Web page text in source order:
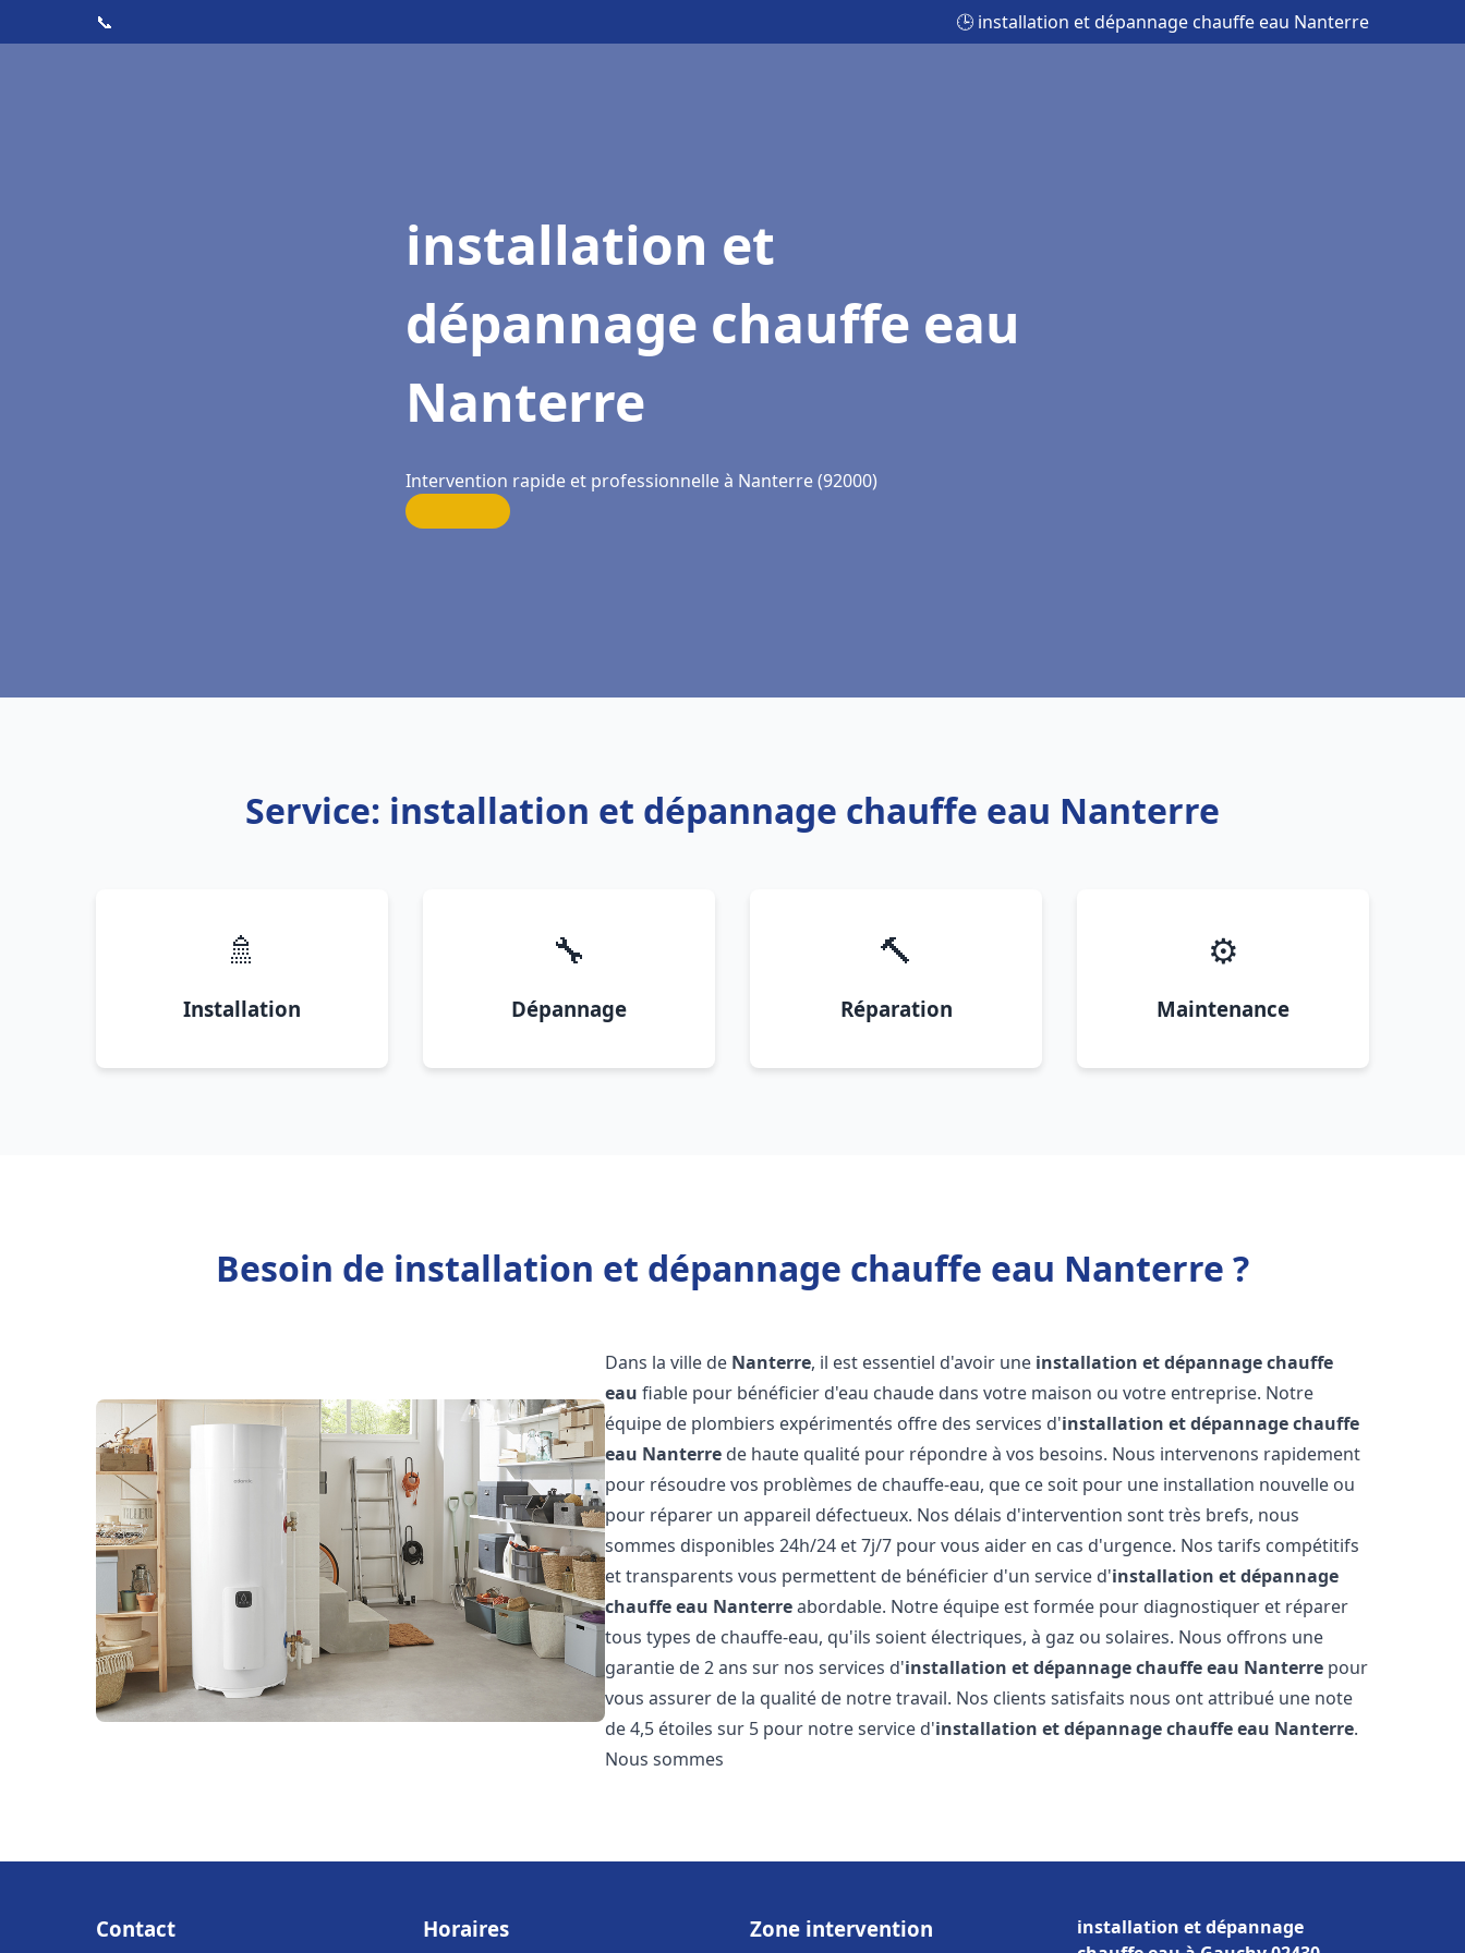
📞 🕒 installation et dépannage chauffe eau Nanterre
installation et
dépannage chauffe eau
Nanterre
Intervention rapide et professionnelle à Nanterre (92000)
Service: installation et dépannage chauffe eau Nanterre
🚿
Installation
🔧
Dépannage
🔨
Réparation
⚙️
Maintenance
Besoin de installation et dépannage chauffe eau Nanterre ?
Dans la ville de Nanterre, il est essentiel d'avoir une installation et dépannage chauffe
eau fiable pour bénéficier d'eau chaude dans votre maison ou votre entreprise. Notre
équipe de plombiers expérimentés offre des services d'installation et dépannage chauffe
eau Nanterre de haute qualité pour répondre à vos besoins. Nous intervenons rapidement
pour résoudre vos problèmes de chauffe-eau, que ce soit pour une installation nouvelle ou
pour réparer un appareil défectueux. Nos délais d'intervention sont très brefs, nous
sommes disponibles 24h/24 et 7j/7 pour vous aider en cas d'urgence. Nos tarifs compétitifs
et transparents vous permettent de bénéficier d'un service d'installation et dépannage
chauffe eau Nanterreabordable. Notre équipe est formée pour diagnostiquer et réparer
tous types de chauffe-eau, qu'ils soient électriques, à gaz ou solaires. Nous offrons une
garantie de 2 ans sur nos services d'installation et dépannage chauffe eau Nanterre pour
vous assurer de la qualité de notre travail. Nos clients satisfaits nous ont attribué une note
de 4,5 étoiles sur 5 pour notre service d'installation et dépannage chauffe eau Nanterre.
Nous sommes
Contact Horaires Zone intervention
installation et dépannage